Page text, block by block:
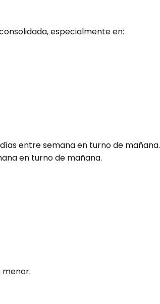
especialmente en:
entre semana en turno de mañana.
en turno de mañana.